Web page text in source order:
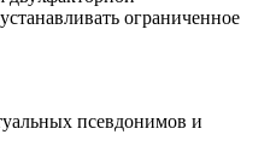
ограниченное
псевдонимов и